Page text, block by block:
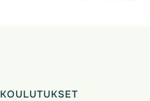
KOULUTUKSET